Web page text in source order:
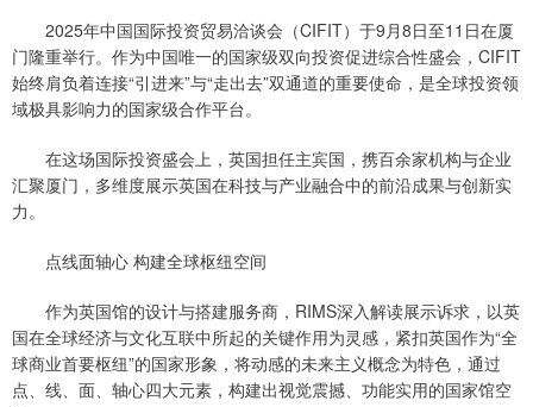
2025年中国国际投资贸易洽谈会（CIFIT）于9月8日至11日在厦
门隆重举行。作为中国唯一的国家级双向投资促进综合性盛会，CIFIT
始终肩负着连接“引进来”与“走出去”双通道的重要使命，是全球投资领
域极具影响力的国家级合作平台。
在这场国际投资盛会上，英国担任主宾国，携百余家机构与企业
汇聚厦门，多维度展示英国在科技与产业融合中的前沿成果与创新实
力。
点线面轴心 构建全球枢纽空间
作为英国馆的设计与搭建服务商，RIMS深入解读展示诉求，以英
国在全球经济与文化互联中所起的关键作用为灵感，紧扣英国作为“全
球商业首要枢纽”的国家形象，将动感的未来主义概念为特色，通过
点、线、面、轴心四大元素，构建出视觉震撼、功能实用的国家馆空